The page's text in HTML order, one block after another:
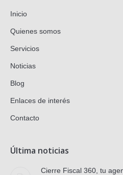
Inicio
Quienes somos
Servicios
Noticias
Blog
Enlaces de interés
Contacto
Última noticias
Cierre Fiscal 360, tu